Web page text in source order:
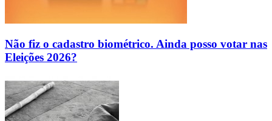
Não fiz o cadastro biométrico. Ainda posso votar nas
Eleições 2026?